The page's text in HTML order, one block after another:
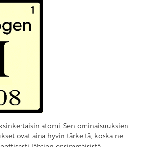
atomi. Sen ominaisuuksien
ovat aina hyvin tärkeitä, koska ne